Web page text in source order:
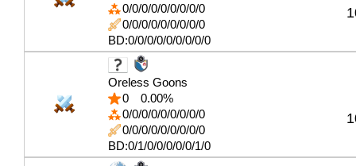
0/0/0/0/0/0/0/0/0
0/0/0/0/0/0/0/0/0
BD:0/0/0/0/0/0/0/0/0
Oreless Goons
0
0.00%
0/0/0/0/0/0/0/0/0
0/0/0/0/0/0/0/0/0
BD:0/1/0/0/0/0/0/1/0